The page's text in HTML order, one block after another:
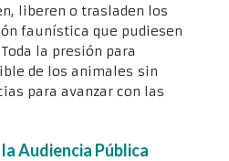
liberen o trasladen los
faunística que pudiesen
la presión para
de los animales sin
para avanzar con las
Audiencia Pública